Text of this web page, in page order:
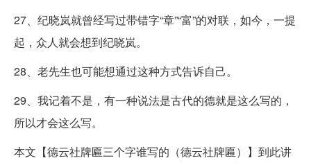
27、纪晓岚就曾经写过带错字“章”“富”的对联，如今，一提
起，众人就会想到纪晓岚。
28、老先生也可能想通过这种方式告诉自己。
29、我记着不是，有一种说法是古代的德就是这么写的，
所以才会这么写。
本文【德云社牌匾三个字谁写的（德云社牌匾）】到此讲